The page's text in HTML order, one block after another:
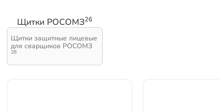
Щитки РОСОМЗ26
Щитки защитные лицевые
для сварщиков РОСОМЗ
26